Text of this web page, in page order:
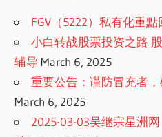
FGV（5222）私有化重點
小白转战股票投资之路
辅导 March 6, 2025
重要公告：谨防冒充者，
March 6, 2025
2025-03-03吴继宗星洲